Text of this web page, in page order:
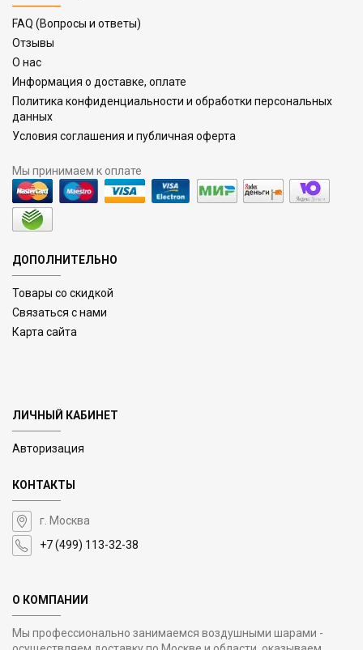
FAQ (Вопросы и ответы)
Отзывы
О нас
Информация о доставке, оплате
Политика конфиденциальности и обработки персональных
данных
Условия соглашения и публичная оферта
Мы принимаем к оплате
ДОПОЛНИТЕЛЬНО
Товары со скидкой
Связаться с нами
Карта сайта
ЛИЧНЫЙ КАБИНЕТ
Авторизация
КОНТАКТЫ
г. Москва
+7 (499) 113-32-38
О КОМПАНИИ
Мы профессионально занимаемся воздушными шарами -